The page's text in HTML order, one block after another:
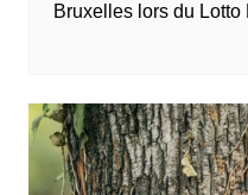
Bruxelles lors du Lotto